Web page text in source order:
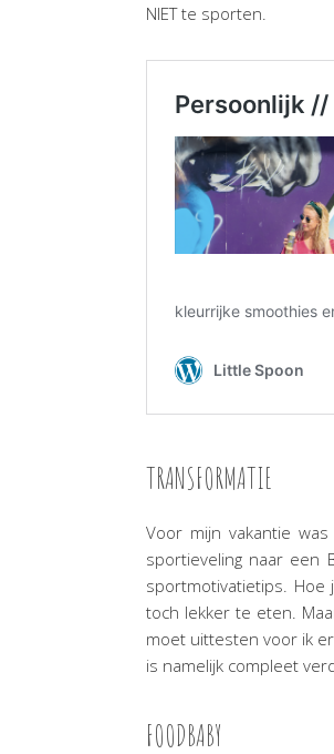
NIET te sporten.
TRANSFORMATIE
Voor mijn vakantie
sportieveling naar een
sportmotivatietips.
toch lekker te eten.
moet uittesten voor ik
is namelijk compleet
FOODBABY